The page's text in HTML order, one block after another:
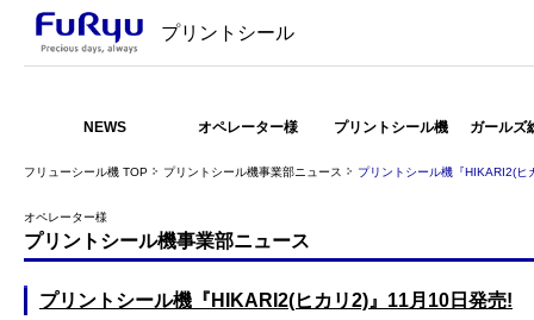
プリントシール
NEWS オペレーター様 プリントシール機 ガールズ
フリューシール機 TOP プリントシール機事業部ニュース プリントシール機『HIKARI2(
オペレーター様
プリントシール機事業部ニュース
プリントシール機『HIKARI2(ヒカリ2)』11月10日発売!